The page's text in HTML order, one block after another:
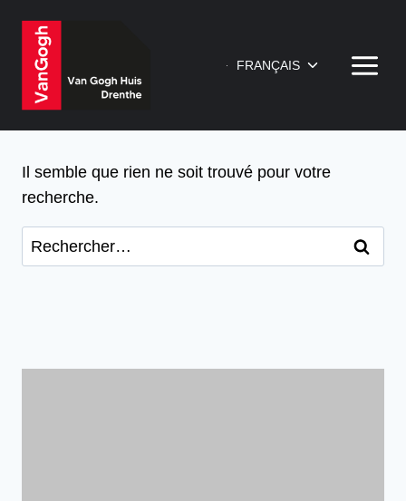
contenu
FRANÇAIS Ouvrir/fermer
Il semble que rien ne soit trouvé pour votre
recherche.
Rechercher :